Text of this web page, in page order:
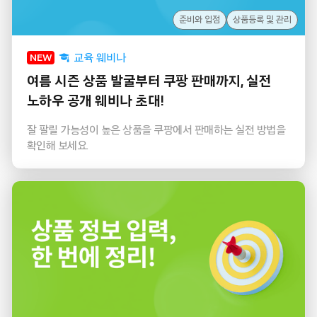
준비와 입점 상품등록 및 관리
NEW 교육 웨비나
여름 시즌 상품 발굴부터 쿠팡 판매까지, 실전
노하우 공개 웨비나 초대!
잘 팔릴 가능성이 높은 상품을 쿠팡에서 판매하는 실전 방법을
확인해 보세요.